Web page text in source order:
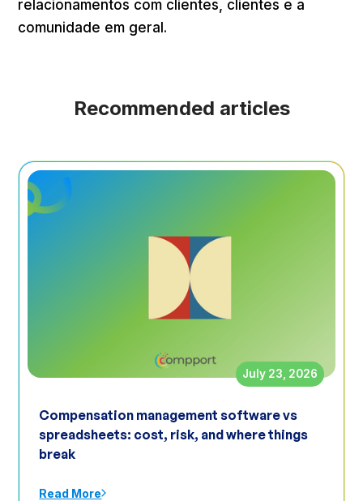
relacionamentos com clientes, clientes e a
comunidade em geral.
Recommended articles
July 23, 2026
Compensation management software vs
spreadsheets: cost, risk, and where things
break
Read More